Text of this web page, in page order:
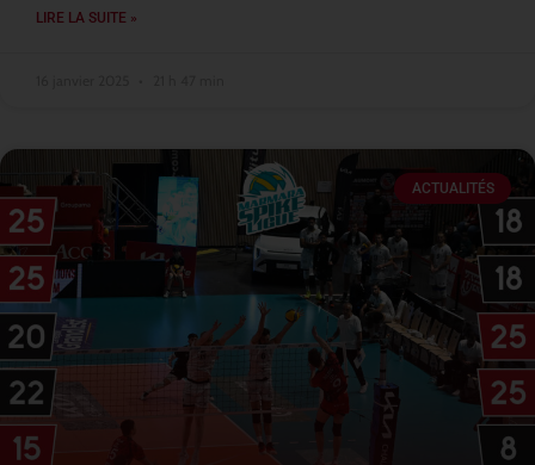
LIRE LA SUITE »
ACTUALITÉS